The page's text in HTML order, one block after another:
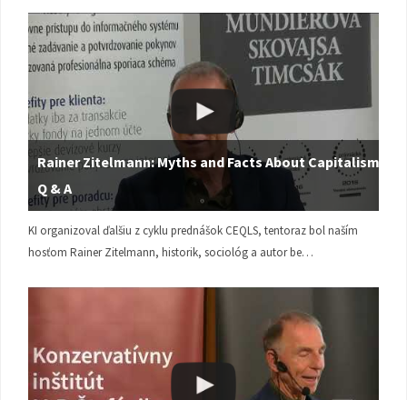
Rainer Zitelmann: Myths and Facts About Capitalism |
Q & A
KI organizoval ďalšiu z cyklu prednášok CEQLS, tentoraz bol naším
hosťom Rainer Zitelmann, historik, sociológ a autor be…